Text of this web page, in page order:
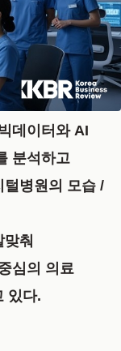
데이터와 AI
분석하고
병원의 모습 /
춰
심의 의료
있다.